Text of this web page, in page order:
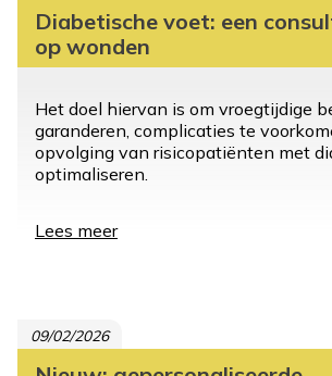
Diabetische voet: een
op wonden
Het doel hiervan is om vroegtijdige
garanderen, complicaties te
opvolging van risicopatiënten met
optimaliseren.
Lees meerover
09/02/2026